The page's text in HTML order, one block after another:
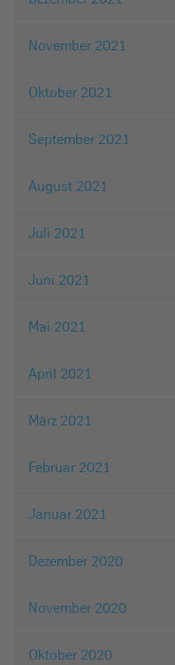
November 2021
Oktober 2021
September 2021
August 2021
Juli 2021
Juni 2021
Mai 2021
April 2021
März 2021
Februar 2021
Januar 2021
Dezember 2020
November 2020
Oktober 2020